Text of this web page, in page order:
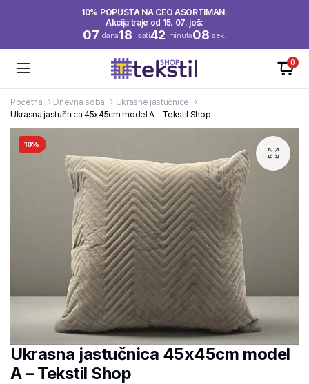
10% POPUSTA NA CEO ASORTIMAN.
Akcija traje od 15. 07. još:
07 dana18 sati42 minuta08 sek.
0
Početna Dnevna soba
Ukrasne jastučnice
Ukrasna jastučnica 45x45cm model A – Tekstil Shop
10%
Ukrasna jastučnica 45x45cm model
A – Tekstil Shop